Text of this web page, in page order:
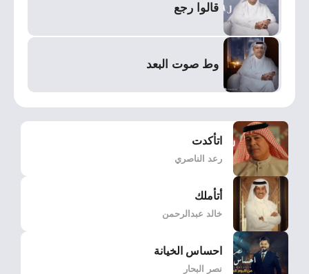
قالوا رجع
وط صوت البعد
اتأكدت
رعد الناصري
أتأملك
خالد عبدالرحمن
احساس الخيانة
نصر البحار